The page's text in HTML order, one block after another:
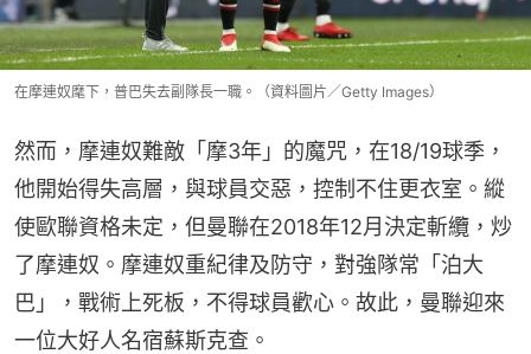
在摩連奴麾下，普巴失去副隊長一職。（資料圖片／Getty Images）
然而，摩連奴難敵「摩3年」的魔咒，在18/19球季，
他開始得失高層，與球員交惡，控制不住更衣室。縱
使歐聯資格未定，但曼聯在2018年12月決定斬纜，炒
了摩連奴。摩連奴重紀律及防守，對強隊常「泊大
巴」，戰術上死板，不得球員歡心。故此，曼聯迎來
一位大好人名宿蘇斯克查。